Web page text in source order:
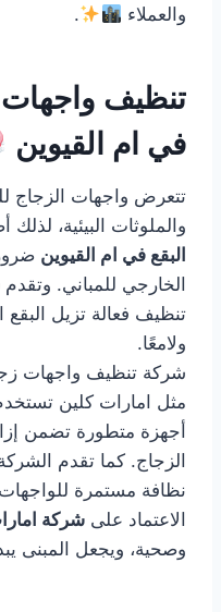
والعملاء
.
تنظيف
في ام القيوين
تتعرض واجهات الزجاج
والملوثات البيئية، لذلك
البقع في ام القيوين
الخارجي للمباني. وتقدم
تنظيف فعالة تزيل البقع
ولامعًا.
شركة تنظيف واجهات
مثل امارات كلين
أجهزة متطورة تضمن
الزجاج. كما تقدم
نظافة مستمرة
الاعتماد على شركة
وصحية، ويجعل المبنى